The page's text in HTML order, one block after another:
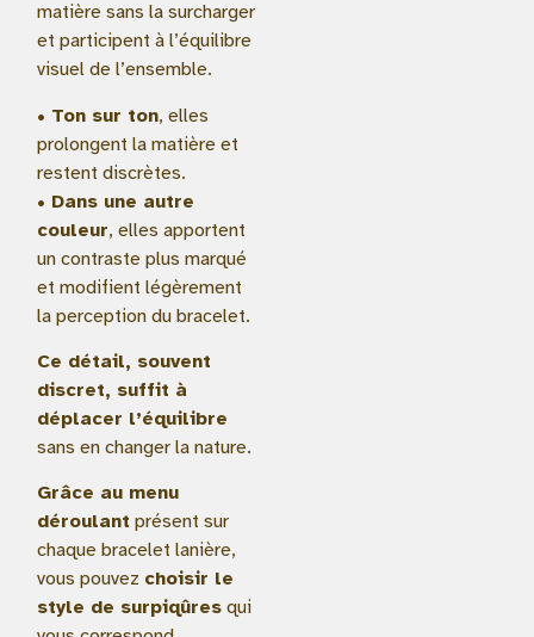
matière sans la surcharger
et participent à l’équilibre
visuel de l’ensemble.
• Ton sur ton, elles
prolongent la matière et
restent discrètes.
• Dans une autre
couleur, elles apportent
un contraste plus marqué
et modifient légèrement
la perception du bracelet.
Ce détail, souvent
discret, suffit à
déplacer l’équilibre
sans en changer la nature.
Grâce au menu
déroulant présent sur
chaque bracelet lanière,
vous pouvez choisir le
style de surpiqûres qui